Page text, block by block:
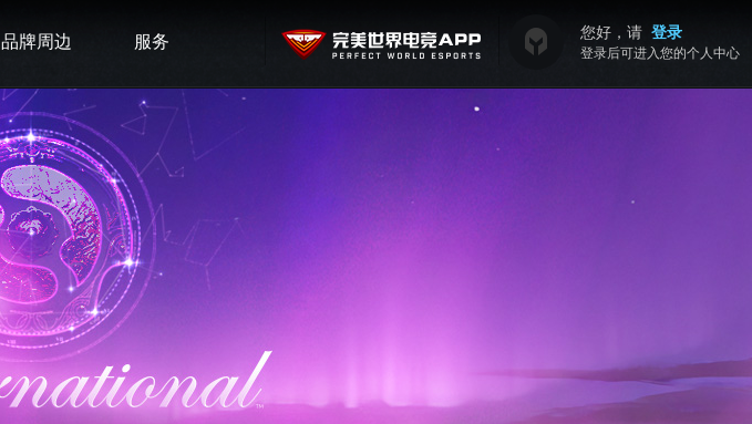
品牌周边 服务 您好，请 登录
登录后可进入您的个人中心